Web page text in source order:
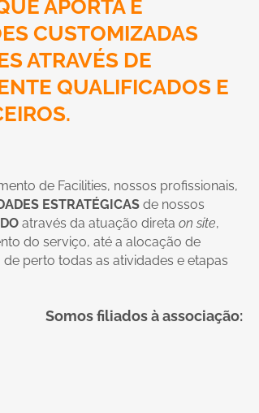
APORTA E
CUSTOMIZADAS
ATRAVÉS DE
QUALIFICADOS E
de Facilities, nossos profissionais,
ESTRATÉGICAS de nossos
através da atuação direta on site,
do serviço, até a alocação de
perto todas as atividades e etapas
Somos filiados à associação: